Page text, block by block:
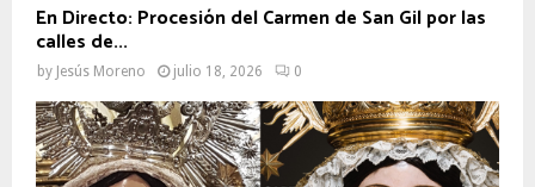
En Directo: Procesión del Carmen de San Gil por las
calles de...
by Jesús Moreno julio 18, 2026 0